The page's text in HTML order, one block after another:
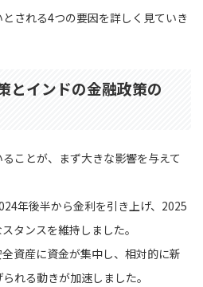
される4つの要因を詳しく見ていき
とインドの金融政策の
ことが、まず大きな影響を与えて
年後半から金利を引き上げ、2025
タンスを維持しました。
資産に資金が集中し、相対的に新
れる動きが加速しました。